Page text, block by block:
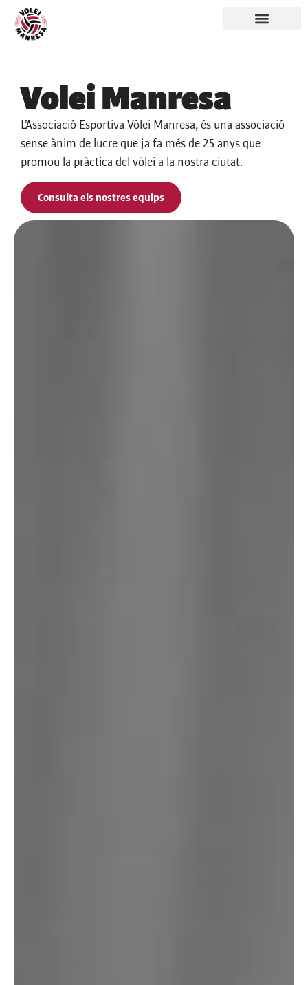
Volei Manresa
L’Associació Esportiva Vòlei Manresa, és una associació
sense ànim de lucre que ja fa més de 25 anys que
promou la pràctica del vòlei a la nostra ciutat.
Consulta els nostres equips